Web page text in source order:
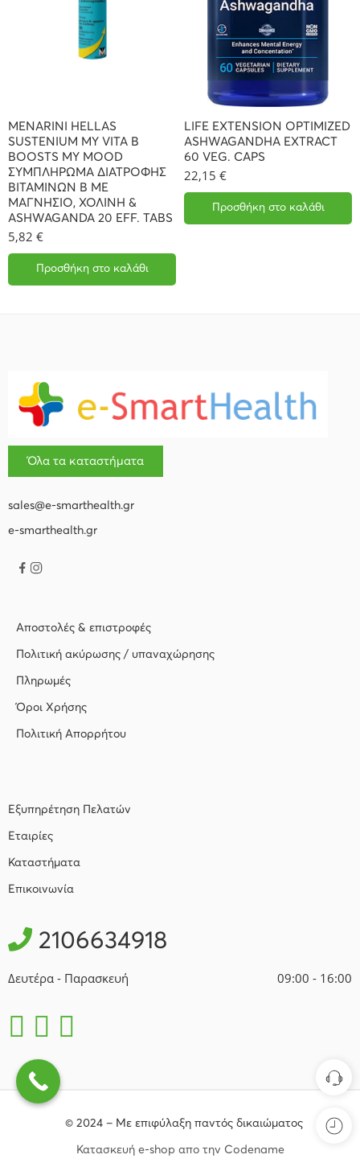
MENARINI HELLAS
SUSTENIUM MY VITA B
BOOSTS MY MOOD
ΣΥΜΠΛΗΡΩΜΑ ΔΙΑΤΡΟΦΗΣ
ΒΙΤΑΜΙΝΩΝ Β ΜΕ
ΜΑΓΝΗΣΙΟ, ΧΟΛΙΝΗ &
ASHWAGANDA 20 EFF. TABS
5,82 €
Προσθήκη στο καλάθι
LIFE EXTENSION OPTIMIZED
ASHWAGANDHA EXTRACT
60 VEG. CAPS
22,15 €
Προσθήκη στο καλάθι
Όλα τα καταστήματα
sales@e-smarthealth.gr
e-smarthealth.gr
Αποστολές & επιστροφές
Πολιτική ακύρωσης / υπαναχώρησης
Πληρωμές
Όροι Χρήσης
Πολιτική Απορρήτου
Εξυπηρέτηση Πελατών
Εταιρίες
Καταστήματα
Επικοινωνία
2106634918
Δευτέρα - Παρασκευή 09:00 - 16:00
© 2024 – Με επιφύλαξη παντός δικαιώματος
Κατασκευή e-shop απο την Codename